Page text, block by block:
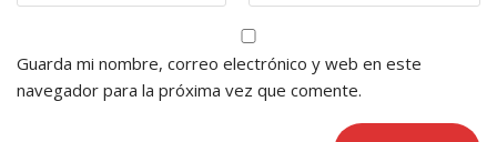
Guarda mi nombre, correo electrónico y web en este
navegador para la próxima vez que comente.